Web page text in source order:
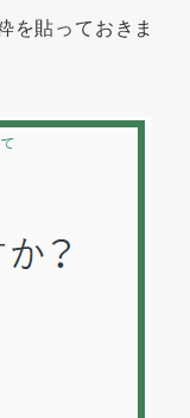
を貼っておきま